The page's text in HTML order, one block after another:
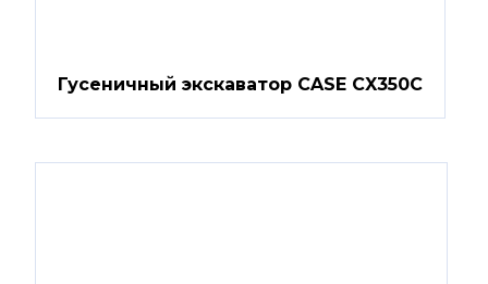
Гусеничный экскаватор CASE CX350C